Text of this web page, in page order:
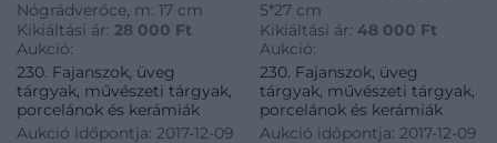
Nógrádverőce, m: 17 cm
Kikiáltási ár: 28 000 Ft
Aukció:
230. Fajanszok, üveg
tárgyak, művészeti tárgyak,
porcelánok és kerámiák
Aukció időpontja: 2017-12-09
5*27 cm
Kikiáltási ár: 48 000 Ft
Aukció:
230. Fajanszok, üveg
tárgyak, művészeti tárgyak,
porcelánok és kerámiák
Aukció időpontja: 2017-12-09